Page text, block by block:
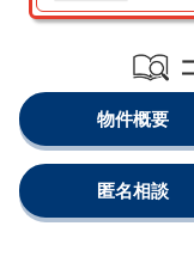
物件概要
匿名相談